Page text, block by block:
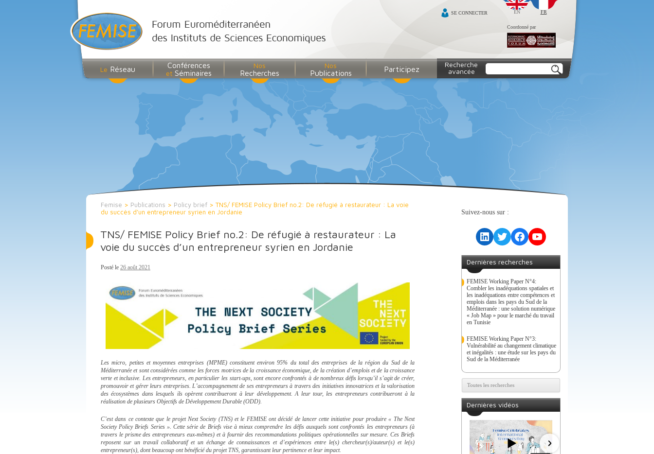
EN FR
SE CONNECTER
Coordonné par
Le Réseau Conférences
etSéminaires
Nos
Recherches
Nos
Publications Participez
Recherche
avancée
Femise > Publications > Policy brief > TNS/ FEMISE Policy Brief no.2: De réfugié à restaurateur : La voie
du succès d’un entrepreneur syrien en Jordanie
TNS/ FEMISE Policy Brief no.2: De réfugié à restaurateur : La
voie du succès d’un entrepreneur syrien en Jordanie
Posté le 26 août 2021
Les micro, petites et moyennes entreprises (MPME) constituent environ 95% du total des entreprises de la région du Sud de la
Méditerranée et sont considérées comme les forces motrices de la croissance économique, de la création d’emplois et de la croissance
verte et inclusive. Les entrepreneurs, en particulier les start-ups, sont encore confrontés à de nombreux défis lorsqu’il s’agit de créer,
promouvoir et gérer leurs entreprises. L’accompagnement de ses entrepreneurs à travers des initiatives innovatrices et la valorisation
des écosystèmes dans lesquels ils opèrent contribueront à leur développement. A leur tour, les entrepreneurs contribueront à la
réalisation de plusieurs Objectifs de Développement Durable (ODD).
C’est dans ce contexte que le projet Next Society (TNS) et le FEMISE ont décidé de lancer cette initiative pour produire « The Next
Society Policy Briefs Series ». Cette série de Briefs vise à mieux comprendre les défis auxquels sont confrontés les entrepreneurs (à
travers le prisme des entrepreneurs eux-mêmes) et à fournir des recommandations politiques opérationnelles sur mesure. Ces Briefs
reposent sur un travail collaboratif et un échange de connaissances et d’expériences entre le(s) chercheur(s)/auteur(s) et le(s)
entrepreneur(s), dont beaucoup ont bénéficié du projet TNS, garantissant leur pertinence et leur impact.
Suivez-nous sur :
LinkedIn
TwitterFacebook
YouTube
Dernières recherches
FEMISE Working Paper N°4:
Combler les inadéquations spatiales et
les inadéquations entre compétences et
emplois dans les pays du Sud de la
Méditerranée : une solution numérique
« Job Map » pour le marché du travail
en Tunisie
FEMISE Working Paper N°3:
Vulnérabilité au changement climatique
et inégalités : une étude sur les pays du
Sud de la Méditerranée
Toutes les recherches
Dernières vidéos